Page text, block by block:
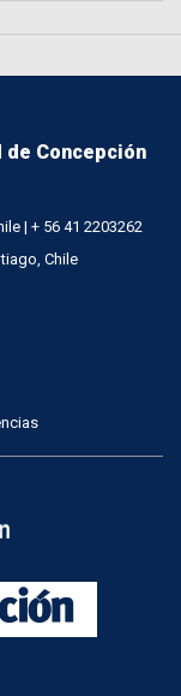
Concepción
| + 56 41 2203262
Chile